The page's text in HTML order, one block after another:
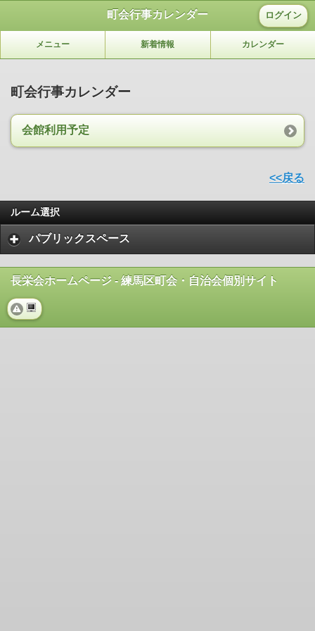
町会行事カレンダー ログイン
メニュー 新着情報 カレンダー
町会行事カレンダー
会館利用予定
<<戻る
ルーム選択
パブリックスペース
長栄会ホームページ - 練馬区町会・自治会個別サイト